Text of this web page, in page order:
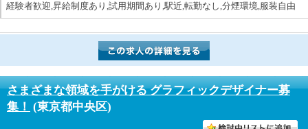
経験者歓迎,昇給制度あり,試用期間あり,駅近,転勤なし,分煙環境,服装自由
さまざまな領域を手がける グラフィックデザイナー募
集！ (東京都中央区)